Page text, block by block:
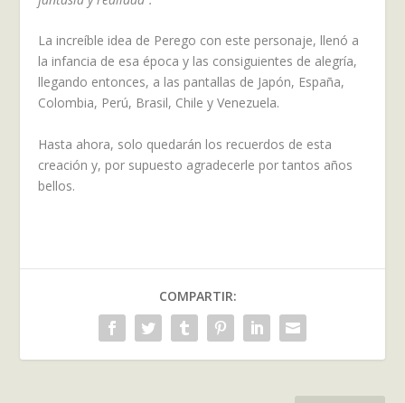
La increíble idea de Perego con este personaje, llenó a
la infancia de esa época y las consiguientes de alegría,
llegando entonces, a las pantallas de Japón, España,
Colombia, Perú, Brasil, Chile y Venezuela.
Hasta ahora, solo quedarán los recuerdos de esta
creación y, por supuesto agradecerle por tantos años
bellos.
COMPARTIR: